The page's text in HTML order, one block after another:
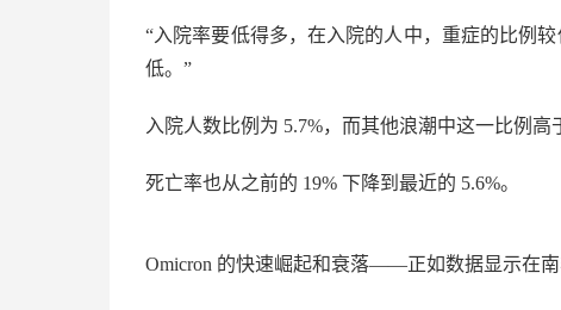
“入院率要低得多，在入院的人中，重症的比例
低。”
入院人数比例为 5.7%，而其他浪潮中这一比例高
死亡率也从之前的 19% 下降到最近的 5.6%。
Omicron 的快速崛起和衰落——正如数据显示在